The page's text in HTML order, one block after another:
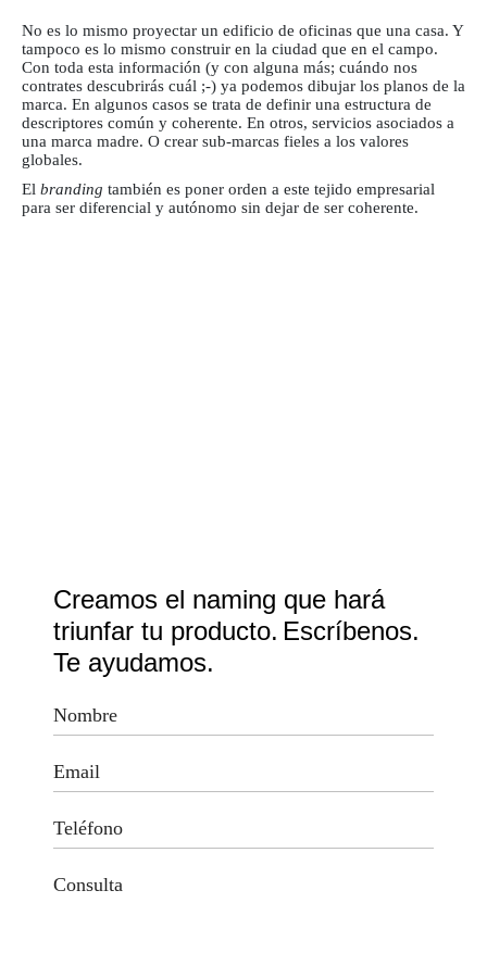
No es lo mismo proyectar un edificio de oficinas que una casa. Y
tampoco es lo mismo construir en la ciudad que en el campo.
Con toda esta información (y con alguna más; cuándo nos
contrates descubrirás cuál ;-) ya podemos dibujar los planos de la
marca. En algunos casos se trata de definir una estructura de
descriptores común y coherente. En otros, servicios asociados a
una marca madre. O crear sub-marcas fieles a los valores
globales.
El branding también es poner orden a este tejido empresarial
para ser diferencial y autónomo sin dejar de ser coherente.
Creamos el naming que hará
triunfar tu producto. Escríbenos.
Te ayudamos.